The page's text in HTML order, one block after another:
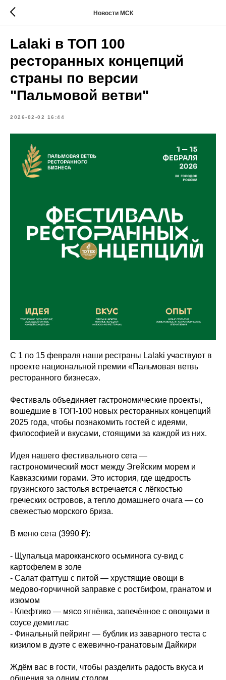
Новости МСК
Lalaki в ТОП 100
ресторанных концепций
страны по версии
"Пальмовой ветви"
2026-02-02 16:44
С 1 по 15 февраля наши рестраны Lalaki участвуют в
проекте национальной премии «Пальмовая ветвь
ресторанного бизнеса».
Фестиваль объединяет гастрономические проекты,
вошедшие в ТОП-100 новых ресторанных концепций
2025 года, чтобы познакомить гостей с идеями,
философией и вкусами, стоящими за каждой из них.
Идея нашего фестивального сета —
гастрономический мост между Эгейским морем и
Кавказскими горами. Это история, где щедрость
грузинского застолья встречается с лёгкостью
греческих островов, а тепло домашнего очага — со
свежестью морского бриза.
В меню сета (3990 ₽):
- Щупальца марокканского осьминога су-вид с
картофелем в золе
- Салат фаттуш с питой — хрустящие овощи в
медово-горчичной заправке с ростбифом, гранатом и
изюмом
- Клефтико — мясо ягнёнка, запечённое с овощами в
соусе демиглас
- Финальный пейринг — бублик из заварного теста с
кизилом в дуэте с ежевично-гранатовым Дайкири
Ждём вас в гости, чтобы разделить радость вкуса и
общения за одним столом.